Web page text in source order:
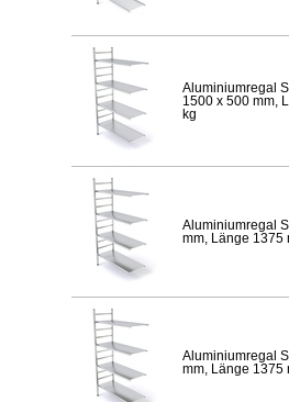
Aluminiumregal
1500 x 500 mm,
kg
Aluminiumregal
mm, Länge 1375
Aluminiumregal
mm, Länge 1375